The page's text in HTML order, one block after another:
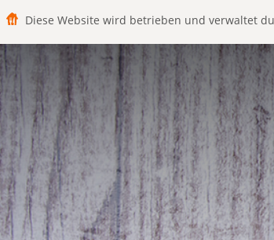
Diese Website wird betrieben und verwaltet